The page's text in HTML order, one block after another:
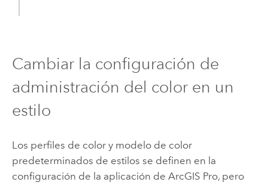
Cambiar la configuración de
administración del color en un
estilo
Los perfiles de color y modelo de color
predeterminados de estilos se definen en la
configuración de la aplicación de ArcGIS Pro, pero